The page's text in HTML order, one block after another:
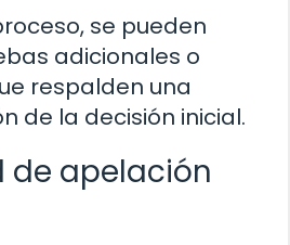
se pueden
adicionales o
respalden una
de la decisión inicial.
de apelación